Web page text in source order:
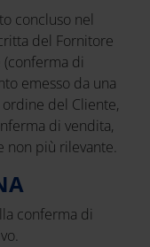
concluso nel
del Fornitore
(conferma di
emesso da una
del Cliente,
di vendita,
non più rilevante.
conferma di